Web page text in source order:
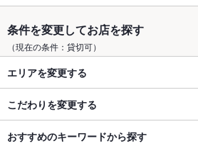
条件を変更してお店を探す
（現在の条件：貸切可）
エリアを変更する
こだわりを変更する
おすすめのキーワードから探す